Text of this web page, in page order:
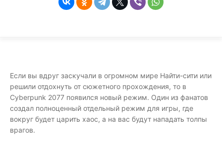
Если вы вдруг заскучали в огромном мире Найти-сити или
решили отдохнуть от сюжетного прохождения, то в
Cyberpunk 2077 появился новый режим. Один из фанатов
создал полноценный отдельный режим для игры, где
вокруг будет царить хаос, а на вас будут нападать толпы
врагов.